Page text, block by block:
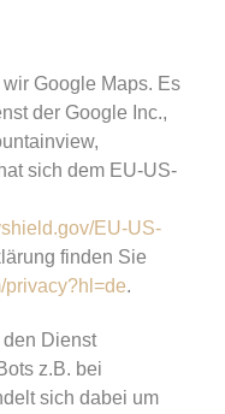
Google Maps. Es
der Google Inc.,
sich dem EU-US-
EU-US-
finden Sie
privacy?hl=de.
Dienst
z.B. bei
sich dabei um